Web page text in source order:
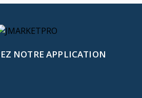
NOTRE APPLICATION